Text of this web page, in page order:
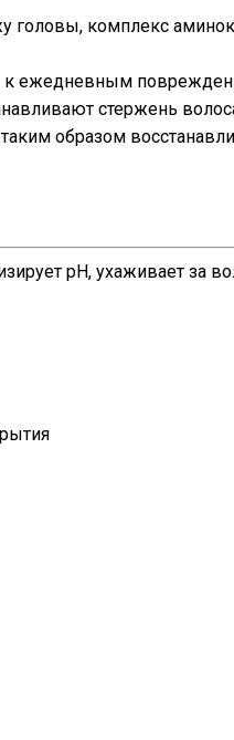
комплекс
к ежедневным
стержень
образом
pH, ухаживает